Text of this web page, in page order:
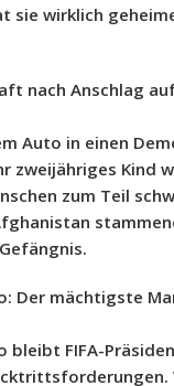
sie wirklich
nach Anschlag
Auto in einen
zweijähriges Kind
zum Teil
Der mächtigste
bleibt FIFA-